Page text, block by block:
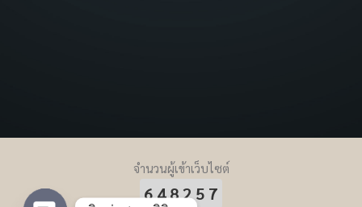
จำนวนผู้เข้าเว็บไซต์
648257